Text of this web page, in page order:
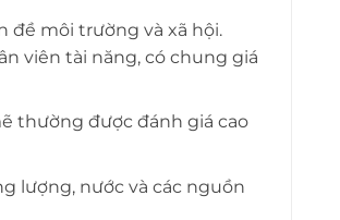
đề môi trường và xã hội.
viên tài năng, có chung giá
thường được đánh giá cao
lượng, nước và các nguồn